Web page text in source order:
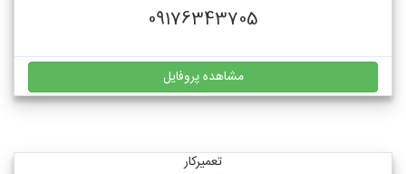
09176343705
مشاهده پروفایل
تعمیرکار